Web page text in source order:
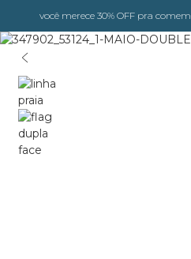
você merece 30% OFF pra